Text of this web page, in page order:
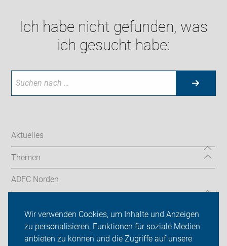
Wir verwenden Cookies, um Inhalte und Anzeigen
zu personalisieren, Funktionen für soziale Medien
anbieten zu können und die Zugriffe auf unsere
Ich habe nicht gefunden, was
ich gesucht habe:
Aktuelles
Themen
ADFC Norden
Presse